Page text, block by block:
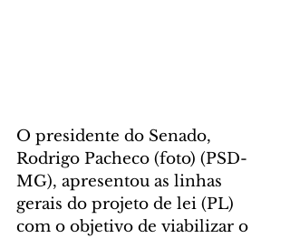
O presidente do Senado,
Rodrigo Pacheco (foto) (PSD-
MG), apresentou as linhas
gerais do projeto de lei (PL)
com o objetivo de viabilizar o